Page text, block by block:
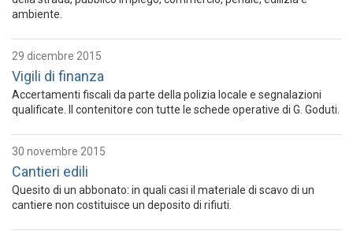
ambiente.
29 dicembre 2015
Vigili di finanza
Accertamenti fiscali da parte della polizia locale e segnalazioni
qualificate. Il contenitore con tutte le schede operative di G. Goduti.
30 novembre 2015
Cantieri edili
Quesito di un abbonato: in quali casi il materiale di scavo di un
cantiere non costituisce un deposito di rifiuti.